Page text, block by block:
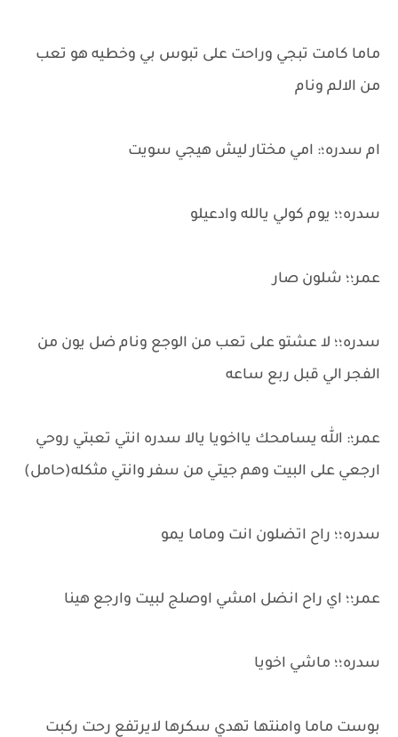
ماما كامت تبجي وراحت على تبوس بي وخطيه هو تعب
من الالم ونام
ام سدره؛: امي مختار ليش هيجي سويت
سدره؛؛ يوم كولي يالله وادعيلو
عمر؛؛ شلون صار
سدره؛؛ لا عشتو على تعب من الوجع ونام ضل يون من
الفجر الي قبل ربع ساعه
عمر؛: الله يسامحك يااخويا يالا سدره انتي تعبتي روحي
ارجعي على البيت وهم جيتي من سفر وانتي مثكله(حامل)
سدره؛؛ راح اتضلون انت وماما يمو
عمر؛؛ اي راح انضل امشي اوصلج لبيت وارجع هينا
سدره؛؛ ماشي اخويا
بوست ماما وامنتها تهدي سكرها لايرتفع رحت ركبت